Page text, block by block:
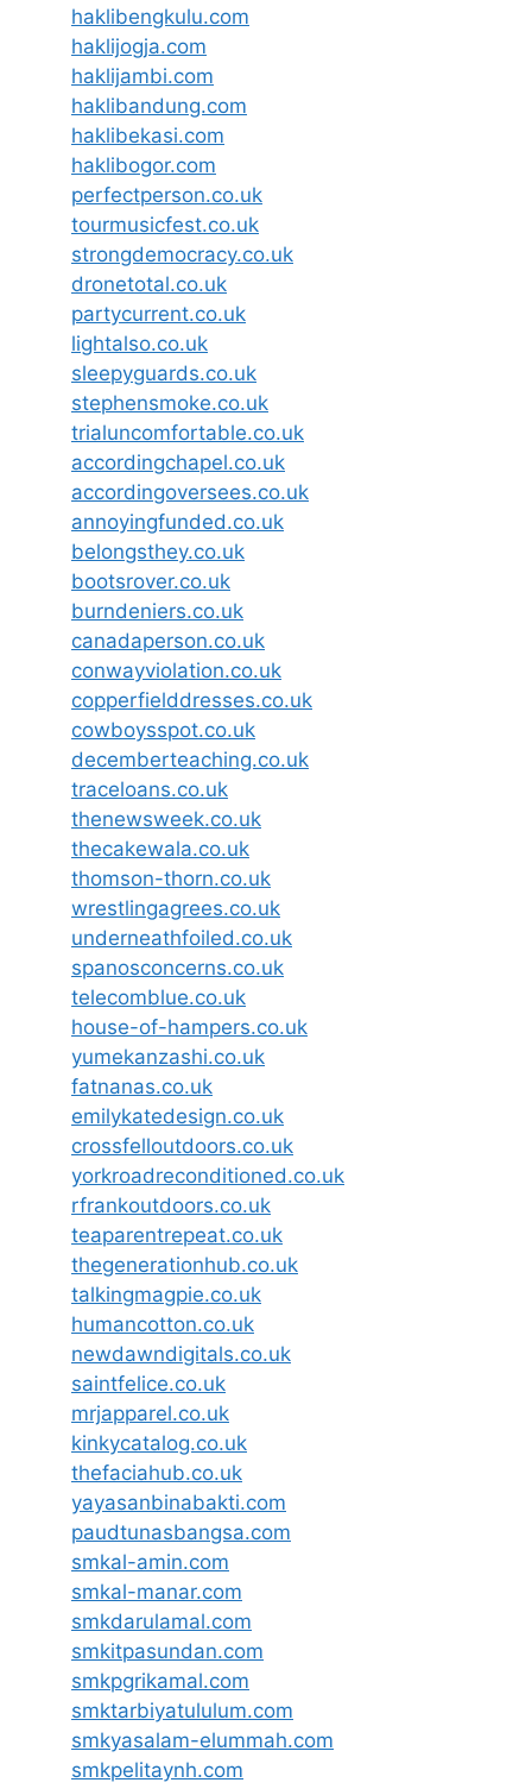
haklibengkulu.com
haklijogja.com
haklijambi.com
haklibandung.com
haklibekasi.com
haklibogor.com
perfectperson.co.uk
tourmusicfest.co.uk
strongdemocracy.co.uk
dronetotal.co.uk
partycurrent.co.uk
lightalso.co.uk
sleepyguards.co.uk
stephensmoke.co.uk
trialuncomfortable.co.uk
accordingchapel.co.uk
accordingoversees.co.uk
annoyingfunded.co.uk
belongsthey.co.uk
bootsrover.co.uk
burndeniers.co.uk
canadaperson.co.uk
conwayviolation.co.uk
copperfielddresses.co.uk
cowboysspot.co.uk
decemberteaching.co.uk
traceloans.co.uk
thenewsweek.co.uk
thecakewala.co.uk
thomson-thorn.co.uk
wrestlingagrees.co.uk
underneathfoiled.co.uk
spanosconcerns.co.uk
telecomblue.co.uk
house-of-hampers.co.uk
yumekanzashi.co.uk
fatnanas.co.uk
emilykatedesign.co.uk
crossfelloutdoors.co.uk
yorkroadreconditioned.co.uk
rfrankoutdoors.co.uk
teaparentrepeat.co.uk
thegenerationhub.co.uk
talkingmagpie.co.uk
humancotton.co.uk
newdawndigitals.co.uk
saintfelice.co.uk
mrjapparel.co.uk
kinkycatalog.co.uk
thefaciahub.co.uk
yayasanbinabakti.com
paudtunasbangsa.com
smkal-amin.com
smkal-manar.com
smkdarulamal.com
smkitpasundan.com
smkpgrikamal.com
smktarbiyatululum.com
smkyasalam-elummah.com
smkpelitaynh.com